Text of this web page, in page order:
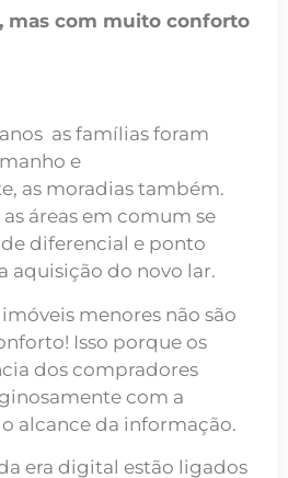
mas com muito conforto
as famílias foram
e
as moradias também.
áreas em comum se
diferencial e ponto
aquisição do novo lar.
imóveis menores não são
Isso porque os
dos compradores
com a
alcance da informação.
era digital estão ligados